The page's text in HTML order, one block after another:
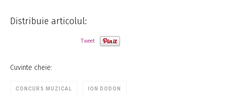
Distribuie articolul:
Tweet
Cuvinte cheie:
CONCURS MUZICAL ION DODON